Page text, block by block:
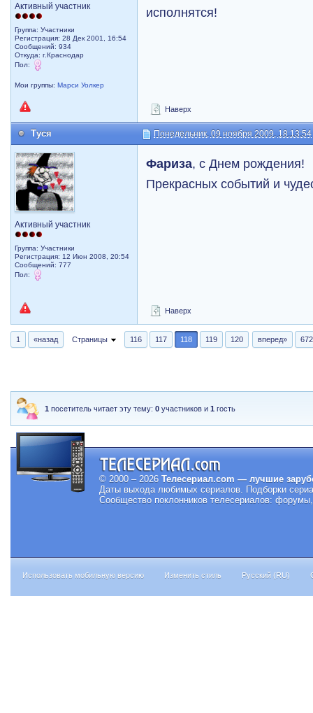
Активный участник
Группа: Участники
Регистрация: 28 Дек 2001, 16:54
Сообщений: 934
Откуда: г.Краснодар
Пол:
Мои группы:Марси Уолкер
исполнятся!
Наверх
Туся Понедельник, 09 ноября 2009, 18:13:54
Активный участник
Группа: Участники
Регистрация: 12 Июн 2008, 20:54
Сообщений: 777
Пол:
Фариза, с Днем рождения!
Прекрасных событий и
Наверх
1 «назад Страницы 116 117 118 119 120 вперед» 672
1 посетитель читает эту тему:0 участников и1 гость
© 2000 – 2026 Телесериал.com — лучшие
Даты выхода любимых сериалов. Подборки
Сообщество поклонников телесериалов:
Использовать мобильную версию Изменить стиль Русский (RU)